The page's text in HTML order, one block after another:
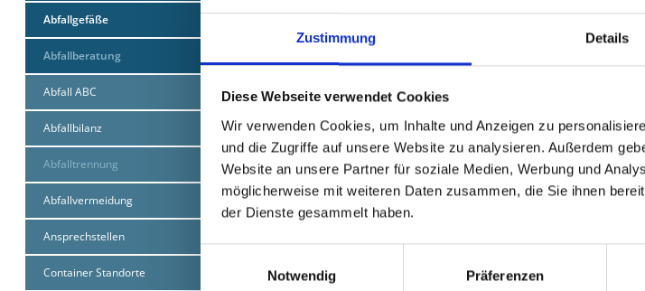
Zustimmung Details
Diese Webseite verwendet Cookies
Wir verwenden Cookies, um Inhalte und Anzeigen zu
und die Zugriffe auf unsere Website zu analysieren. Außerdem
Website an unsere Partner für soziale Medien, Werbung und
möglicherweise mit weiteren Daten zusammen, die Sie ihnen
der Dienste gesammelt haben.
Einwilligungsauswahl
Notwendig
Präferenzen
Abfallgefäße
Abfallberatung
Abfall ABC
Abfallbilanz
Abfalltrennung
Abfallvermeidung
Ansprechstellen
Container Standorte
ALTGLAS
An mehr als 100 Standorten sind im
Buschhausener Str. 144 kann Altglas, nach
Braunglas vorhanden. Blau oder rot gefärbte
In die Glascontainer gehört Behälterglas wie
müssen nicht abgeschraubt werden und
NICHT in die Glascontainer gehören